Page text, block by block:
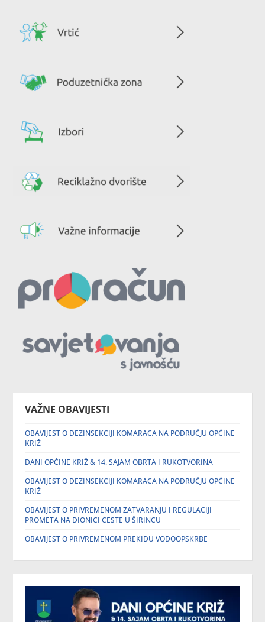
VAŽNE OBAVIJESTI
OBAVIJEST O DEZINSEKCIJI KOMARACA NA PODRUČJU OPĆINE
KRIŽ
DANI OPĆINE KRIŽ & 14. SAJAM OBRTA I RUKOTVORINA
OBAVIJEST O DEZINSEKCIJI KOMARACA NA PODRUČJU OPĆINE
KRIŽ
OBAVIJEST O PRIVREMENOM ZATVARANJU I REGULACIJI
PROMETA NA DIONICI CESTE U ŠIRINCU
OBAVIJEST O PRIVREMENOM PREKIDU VODOOPSKRBE